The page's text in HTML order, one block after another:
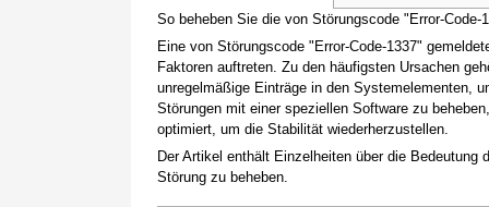
So beheben Sie die von Störungscode "Error-Code-
Eine von Störungscode "Error-Code-1337"
Faktoren auftreten. Zu den häufigsten Ursachen
unregelmäßige Einträge in den Systemelementen,
Störungen mit einer speziellen Software zu
optimiert, um die Stabilität wiederherzustellen.
Der Artikel enthält Einzelheiten über die
Störung zu beheben.